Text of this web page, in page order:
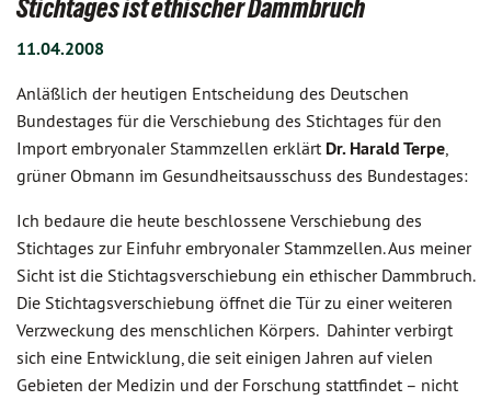
Stichtages ist ethischer Dammbruch
11.04.2008
Anläßlich der heutigen Entscheidung des Deutschen
Bundestages für die Verschiebung des Stichtages für den
Import embryonaler Stammzellen erklärt Dr. Harald Terpe,
grüner Obmann im Gesundheitsausschuss des Bundestages:
Ich bedaure die heute beschlossene Verschiebung des
Stichtages zur Einfuhr embryonaler Stammzellen. Aus meiner
Sicht ist die Stichtagsverschiebung ein ethischer Dammbruch.
Die Stichtagsverschiebung öffnet die Tür zu einer weiteren
Verzweckung des menschlichen Körpers. Dahinter verbirgt
sich eine Entwicklung, die seit einigen Jahren auf vielen
Gebieten der Medizin und der Forschung stattfindet – nicht